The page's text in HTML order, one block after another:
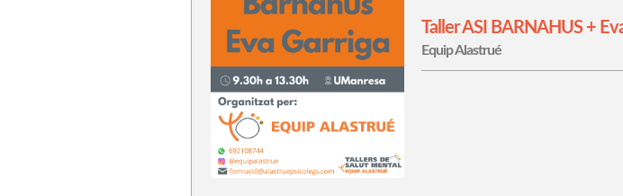
Taller ASI BARNAHUS +
Equip Alastrué